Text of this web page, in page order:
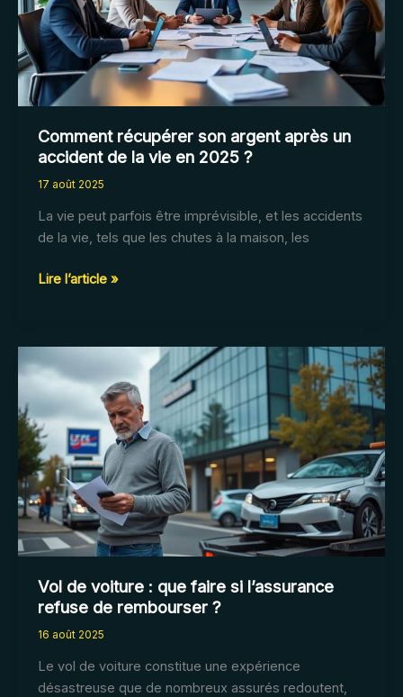
2025
?
Comment récupérer son argent après un
accident de la vie en 2025 ?
17 août 2025
La vie peut parfois être imprévisible, et les accidents
de la vie, tels que les chutes à la maison, les
Comment
argent
après
de
la
vie
en
2025
?
Lire l’article »
Vol de voiture : que faire si l’assurance
refuse de rembourser ?
16 août 2025
Le vol de voiture constitue une expérience
désastreuse que de nombreux assurés redoutent,